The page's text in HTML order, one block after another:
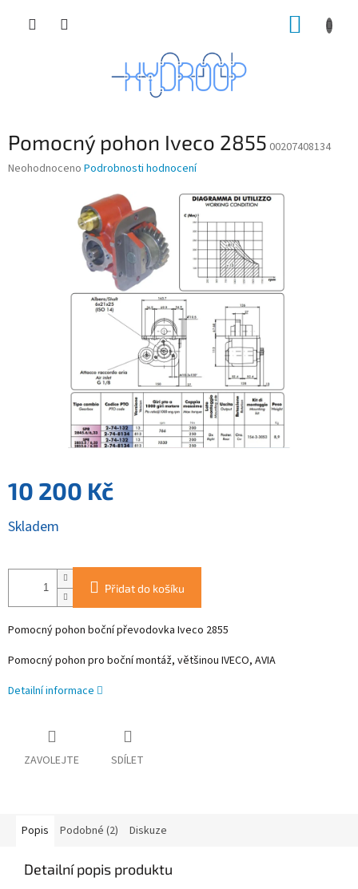
Pomocný pohon Iveco 2855 00207408134
Průměrné
Neohodnoceno Podrobnosti hodnocení
10 200 Kč
cena:
Skladem
Přidat do košíku
Pomocný pohon boční převodovka Iveco 2855
Pomocný pohon pro boční montáž, většinou IVECO, AVIA
Detailní informace
ZAVOLEJTE SDÍLET
Popis Podobné (2) Diskuze
Detailní popis produktu